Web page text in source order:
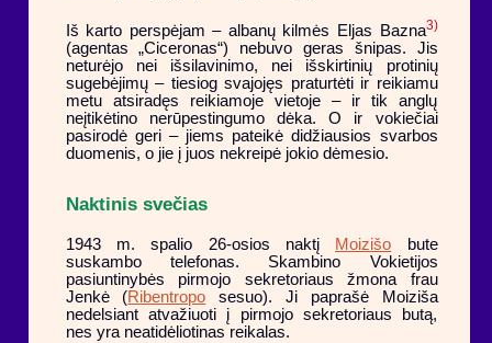
Iš karto perspėjam – albanų kilmės Eljas Bazna3)
(agentas „Ciceronas“) nebuvo geras šnipas. Jis
neturėjo nei išsilavinimo, nei išskirtinių protinių
sugebėjimų – tiesiog svajojęs praturtėti ir reikiamu
metu atsiradęs reikiamoje vietoje – ir tik anglų
neįtikėtino nerūpestingumo dėka. O ir vokiečiai
pasirodė geri – jiems pateikė didžiausios svarbos
duomenis, o jie į juos nekreipė jokio dėmesio.
Naktinis svečias
1943 m. spalio 26-osios naktį Moizišo bute
suskambo telefonas. Skambino Vokietijos
pasiuntinybės pirmojo sekretoriaus žmona frau
Jenkė (Ribentropo sesuo). Ji paprašė Moiziša
nedelsiant atvažiuoti į pirmojo sekretoriaus butą,
nes yra neatidėliotinas reikalas.